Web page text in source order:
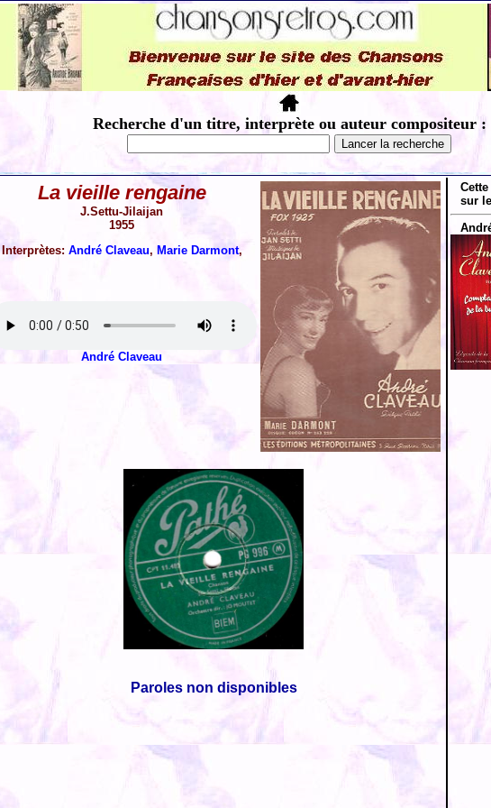
Recherche d'un titre, interprète ou auteur compositeur :
La vieille rengaine
J.Settu-Jilaijan
1955
Interprètes: André Claveau, Marie Darmont,
André Claveau
Paroles non disponibles
sur